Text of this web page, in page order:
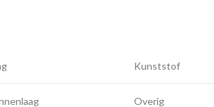
Kunststof
Overig